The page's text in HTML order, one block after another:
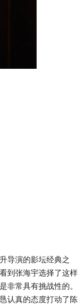
导演的影坛经典之
到张海宇选择了这样
非常具有挑战性的。
认真的态度打动了陈